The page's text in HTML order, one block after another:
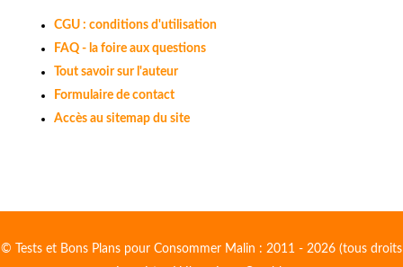
CGU : conditions d'utilisation
FAQ - la foire aux questions
Tout savoir sur l'auteur
Formulaire de contact
Accès au sitemap du site
© Tests et Bons Plans pour Consommer Malin : 2011 - 2026 (tous droits